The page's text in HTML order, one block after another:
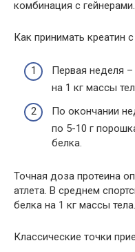
комбинация с гейнерами.
Как принимать креатин
Первая неделя –
на 1 кг массы
По окончании
по 5-10 г
белка.
Точная доза протеина
атлета. В среднем
белка на 1 кг массы тела.
Классические точки